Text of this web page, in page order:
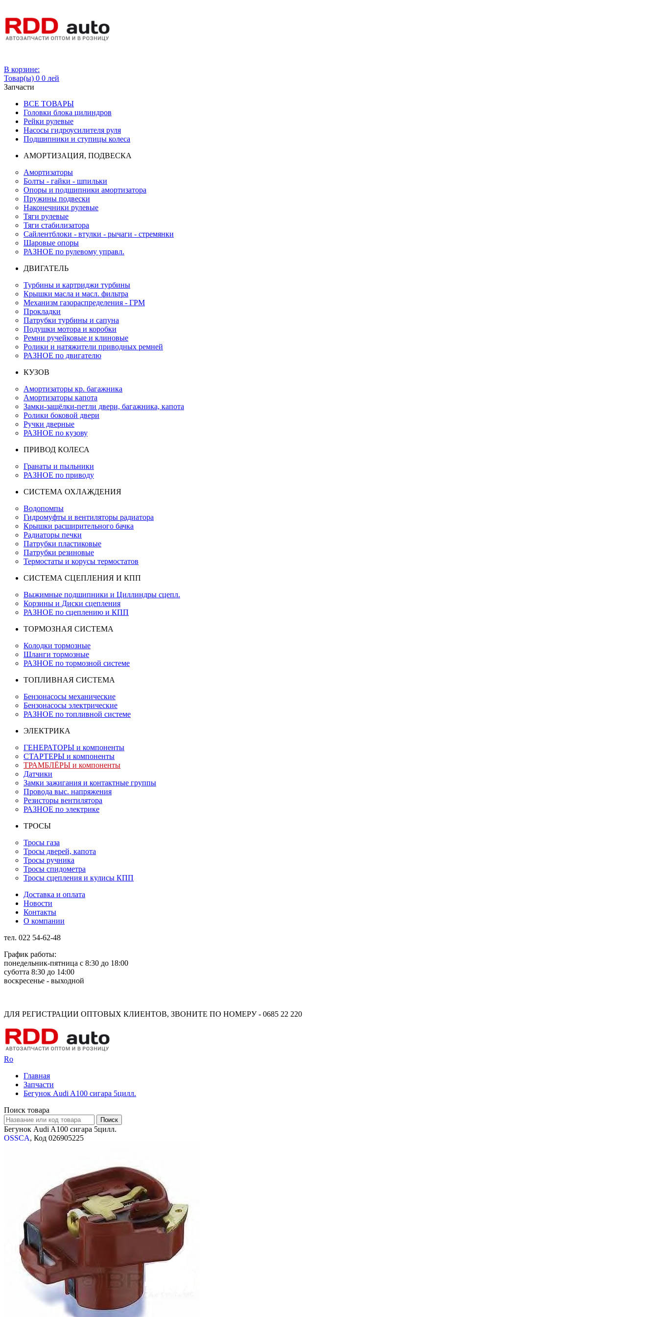
В корзине:
Товар(ы) 0 0 лей
Запчасти
ВСЕ ТОВАРЫ
Головки блока цилиндров
Рейки рулевые
Насосы гидроусилителя руля
Подшипники и ступицы колеса
АМОРТИЗАЦИЯ, ПОДВЕСКА
Амортизаторы
Болты - гайки - шпильки
Опоры и подшипники амортизатора
Пружины подвески
Наконечники рулевые
Тяги рулевые
Тяги стабилизатора
Сайлентблоки - втулки - рычаги - стремянки
Шаровые опоры
РАЗНОЕ по рулевому управл.
ДВИГАТЕЛЬ
Турбины и картриджи турбины
Крышки масла и масл. фильтра
Механизм газораспределения - ГРМ
Прокладки
Патрубки турбины и сапуна
Подушки мотора и коробки
Ремни ручейковые и клиновые
Ролики и натяжители приводных ремней
РАЗНОЕ по двигателю
КУЗОВ
Амортизаторы кр. багажника
Амортизаторы капота
Замки-защёлки-петли двери, багажника, капота
Ролики боковой двери
Ручки дверные
РАЗНОЕ по кузову
ПРИВОД КОЛЕСА
Гранаты и пыльники
РАЗНОЕ по приводу
СИСТЕМА ОХЛАЖДЕНИЯ
Водопомпы
Гидромуфты и вентиляторы радиатора
Крышки расширительного бачка
Радиаторы печки
Патрубки пластиковые
Патрубки резиновые
Термостаты и корусы термостатов
СИСТЕМА СЦЕПЛЕНИЯ И КПП
Выжимные подшипники и Циллиндры сцепл.
Корзины и Диски сцепления
РАЗНОЕ по сцеплению и КПП
ТОРМОЗНАЯ СИСТЕМА
Колодки тормозные
Шланги тормозные
РАЗНОЕ по тормозной системе
ТОПЛИВНАЯ СИСТЕМА
Бензонасосы механические
Бензонасосы электрические
РАЗНОЕ по топливной системе
ЭЛЕКТРИКА
ГЕНЕРАТОРЫ и компоненты
СТАРТЕРЫ и компоненты
ТРАМБЛЁРЫ и компоненты
Датчики
Замки зажигания и контактные группы
Провода выс. напряжения
Резисторы вентилятора
РАЗНОЕ по электрике
ТРОСЫ
Тросы газа
Тросы дверей, капота
Тросы ручника
Тросы спидометра
Тросы сцепления и кулисы КПП
Доставка и оплата
Новости
Контакты
О компании
тел. 022 54-62-48
График работы:
понедельник-пятница с 8:30 до 18:00
суботта 8:30 до 14:00
воскресенье - выходной
ДЛЯ РЕГИСТРАЦИИ ОПТОВЫХ КЛИЕНТОВ, ЗВОНИТЕ ПО НОМЕРУ - 0685 22 220
Ro
Главная
Запчасти
Бегунок Audi A100 сигара 5цилл.
Поиск товара
Бегунок Audi A100 сигара 5цилл.
OSSCA, Код 026905225